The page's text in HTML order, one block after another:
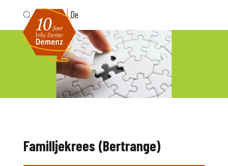
Fr De
Familljekrees (Bertrange)